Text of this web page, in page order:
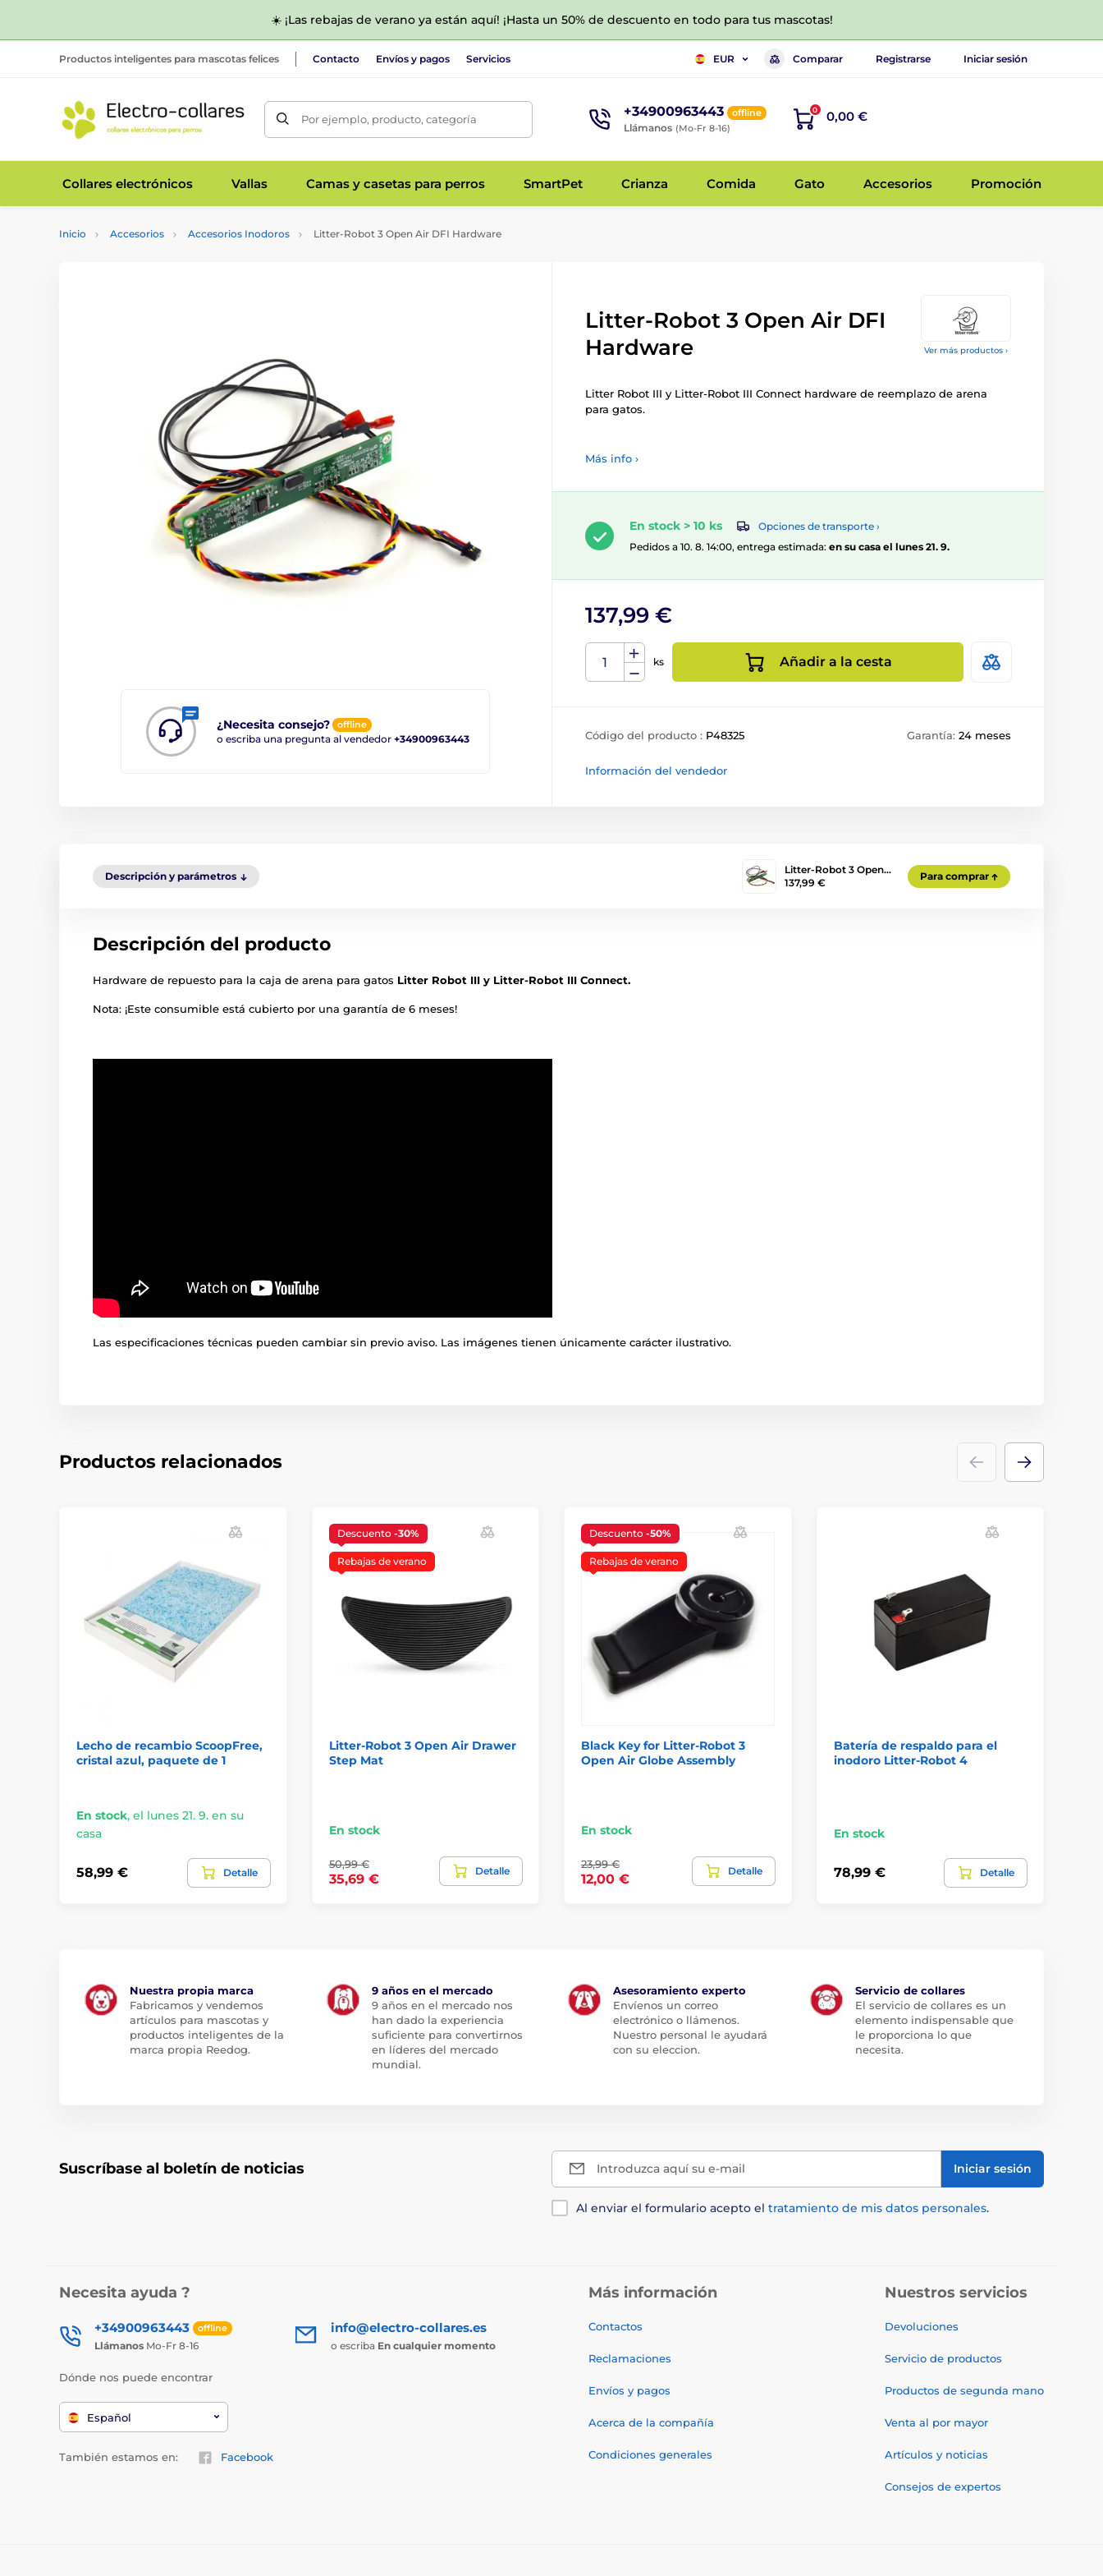
☀️ ¡Las rebajas de verano ya están aquí! ¡Hasta un 50% de descuento en todo para tus mascotas!
Productos inteligentes para mascotas felices Contacto Envíos y pagos Servicios EUR Comparar Registrarse Iniciar sesión
Por ejemplo, producto, categoría +34900963443 offline
Llámanos (Mo-Fr 8-16)
0 0,00 €
Collares electrónicos Vallas Camas y casetas para perros SmartPet Crianza Comida Gato Accesorios Promoción
Inicio Accesorios Accesorios Inodoros Litter-Robot 3 Open Air DFI Hardware
Ver más productos ›
¿Necesita consejo? offline
o escriba una pregunta al vendedor +34900963443
Litter-Robot 3 Open Air DFI
Hardware
Litter Robot III y Litter-Robot III Connect hardware de reemplazo de arena
para gatos.
Más info ›
En stock > 10 ks
Opciones de transporte ›
Pedidos a 10. 8. 14:00, entrega estimada: en su casa el lunes 21. 9.
137,99 €
ks Añadir a la cesta
Código del producto : P48325 Garantía: 24 meses
Información del vendedor
Descripción y parámetros
Litter-Robot 3 Open…
137,99 €
Para comprar
Descripción del producto
Hardware de repuesto para la caja de arena para gatos Litter Robot III y Litter-Robot III Connect.
Nota: ¡Este consumible está cubierto por una garantía de 6 meses!
Las especificaciones técnicas pueden cambiar sin previo aviso. Las imágenes tienen únicamente carácter ilustrativo.
Productos relacionados
Lecho de recambio ScoopFree,
cristal azul, paquete de 1
En stock, el lunes 21. 9. en su
casa
58,99 € Detalle
Descuento -30%
Rebajas de verano
Litter-Robot 3 Open Air Drawer
Step Mat
En stock
50,99 €
35,69 €
Detalle
Descuento -50%
Rebajas de verano
Black Key for Litter-Robot 3
Open Air Globe Assembly
En stock
23,99 €
12,00 €
Detalle
Batería de respaldo para el
inodoro Litter-Robot 4
En stock
78,99 € Detalle
Nuestra propia marca
Fabricamos y vendemos
artículos para mascotas y
productos inteligentes de la
marca propia Reedog.
9 años en el mercado
9 años en el mercado nos
han dado la experiencia
suficiente para convertirnos
en líderes del mercado
mundial.
Asesoramiento experto
Envíenos un correo
electrónico o llámenos.
Nuestro personal le ayudará
con su eleccion.
Servicio de collares
El servicio de collares es un
elemento indispensable que
le proporciona lo que
necesita.
Suscríbase al boletín de noticias Introduzca aquí su e-mail Iniciar sesión
Al enviar el formulario acepto el tratamiento de mis datos personales.
Necesita ayuda ?
+34900963443 offline
Llámanos Mo-Fr 8-16
info@electro-collares.es
o escriba En cualquier momento
Dónde nos puede encontrar
Español
También estamos en: Facebook
Más información
Contactos
Reclamaciones
Envíos y pagos
Acerca de la compañía
Condiciones generales
Nuestros servicios
Devoluciones
Servicio de productos
Productos de segunda mano
Venta al por mayor
Artículos y noticias
Consejos de expertos